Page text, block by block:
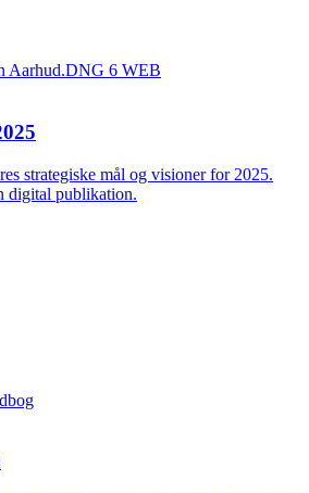
strategiske mål og visioner for 2025.
digital publikation.